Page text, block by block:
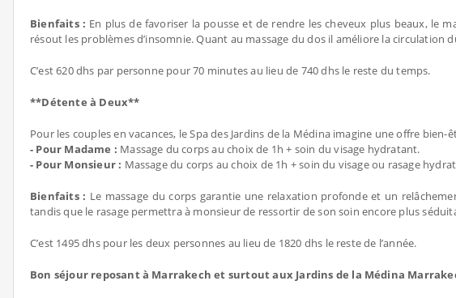
Bienfaits : En plus de favoriser la pousse et de rendre les cheveux plus beaux, le
résout les problèmes d’insomnie. Quant au massage du dos il améliore la circulation
C’est 620 dhs par personne pour 70 minutes au lieu de 740 dhs le reste du temps.
**Détente à Deux**
Pour les couples en vacances, le Spa des Jardins de la Médina imagine une offre bien-
- Pour Madame : Massage du corps au choix de 1h + soin du visage hydratant.
- Pour Monsieur : Massage du corps au choix de 1h + soin du visage ou rasage
Bienfaits : Le massage du corps garantie une relaxation profonde et un
tandis que le rasage permettra à monsieur de ressortir de son soin encore plus
C’est 1495 dhs pour les deux personnes au lieu de 1820 dhs le reste de l’année.
Bon séjour reposant à Marrakech et surtout aux Jardins de la Médina